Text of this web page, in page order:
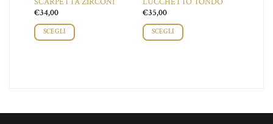
€34,00
SCEGLI
€35,00
SCEGLI